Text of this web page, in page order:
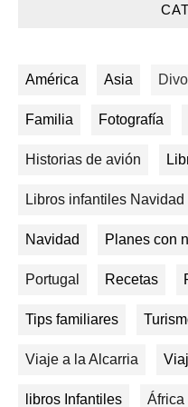
América Asia
Familia Fotografía
Historias de avión
Libros infantiles Navidad
Navidad Planes con
Portugal Recetas
Tips familiares
Viaje a la Alcarria
libros Infantiles África